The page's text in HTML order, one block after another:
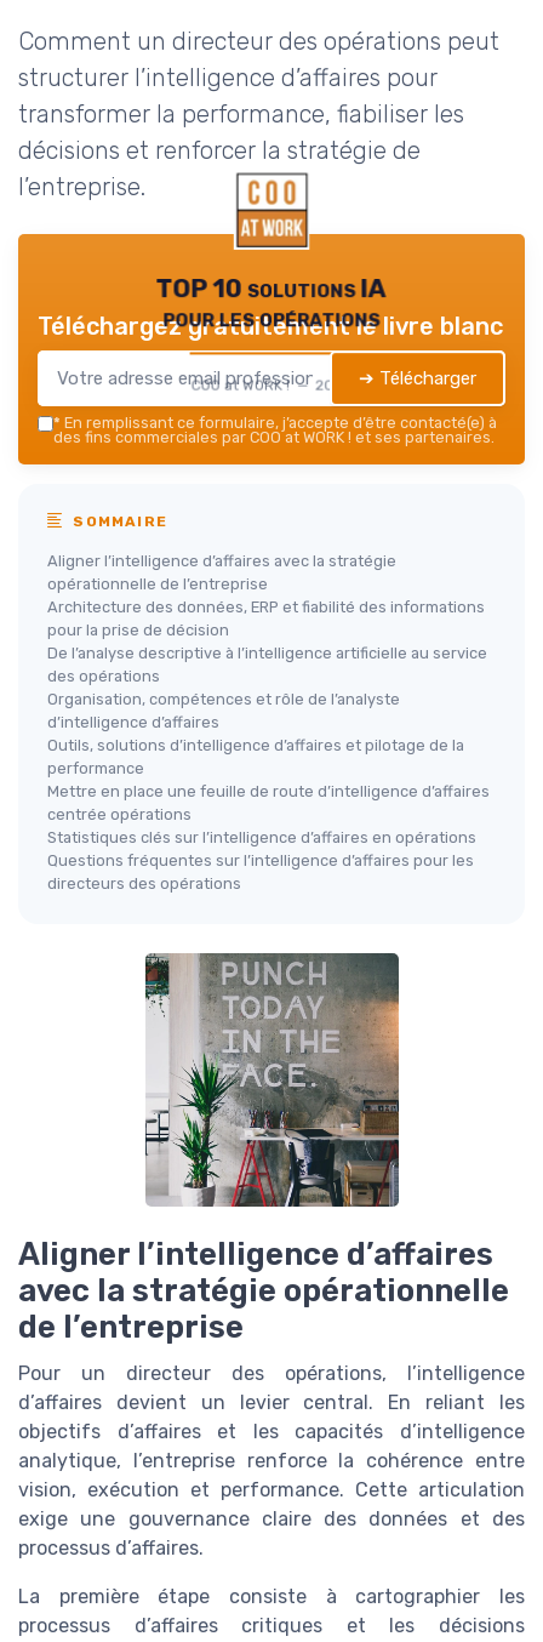
Comment un directeur des opérations peut
structurer l’intelligence d’affaires pour
transformer la performance, fiabiliser les
décisions et renforcer la stratégie de
l’entreprise.
TOP 10 solutions IA
pour les opérations
COO at WORK ! — 2026
Téléchargez gratuitement le livre blanc
➔ Télécharger
* En remplissant ce formulaire, j’accepte d’être contacté(e) à
des fins commerciales par COO at WORK ! et ses partenaires.
SOMMAIRE
Aligner l’intelligence d’affaires avec la stratégie
opérationnelle de l’entreprise
Architecture des données, ERP et fiabilité des informations
pour la prise de décision
De l’analyse descriptive à l’intelligence artificielle au service
des opérations
Organisation, compétences et rôle de l’analyste
d’intelligence d’affaires
Outils, solutions d’intelligence d’affaires et pilotage de la
performance
Mettre en place une feuille de route d’intelligence d’affaires
centrée opérations
Statistiques clés sur l’intelligence d’affaires en opérations
Questions fréquentes sur l’intelligence d’affaires pour les
directeurs des opérations
Aligner l’intelligence d’affaires
avec la stratégie opérationnelle
de l’entreprise
Pour un directeur des opérations, l’intelligence
d’affaires devient un levier central. En reliant les
objectifs d’affaires et les capacités d’intelligence
analytique, l’entreprise renforce la cohérence entre
vision, exécution et performance. Cette articulation
exige une gouvernance claire des données et des
processus d’affaires.
La première étape consiste à cartographier les
processus d’affaires critiques et les décisions